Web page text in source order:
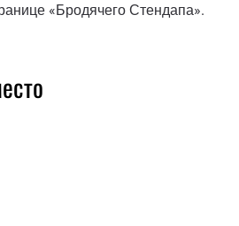
«Бродячего Стендапа».